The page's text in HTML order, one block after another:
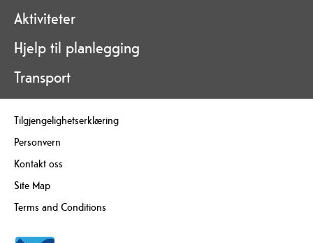
Aktiviteter
Hjelp til planlegging
Transport
Tilgjengelighetserklæring
Personvern
Kontakt oss
Site Map
Terms and Conditions